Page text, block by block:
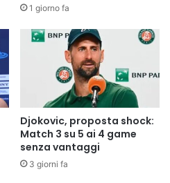
1 giorno fa
Djokovic, proposta shock:
Match 3 su 5 ai 4 game
senza vantaggi
3 giorni fa